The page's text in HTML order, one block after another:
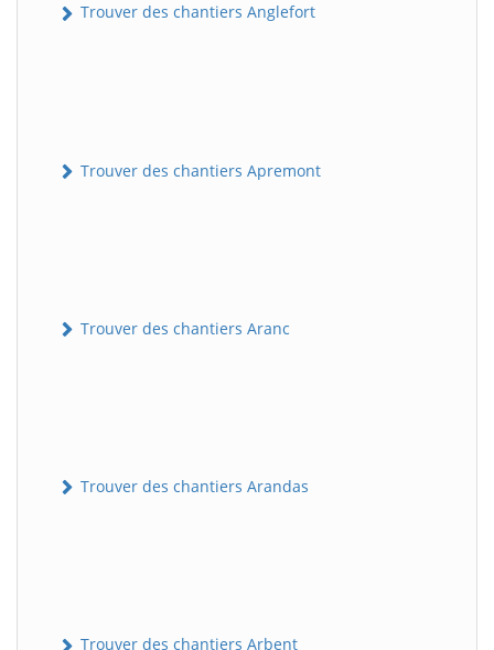
Trouver des chantiers Anglefort
Trouver des chantiers Apremont
Trouver des chantiers Aranc
Trouver des chantiers Arandas
Trouver des chantiers Arbent